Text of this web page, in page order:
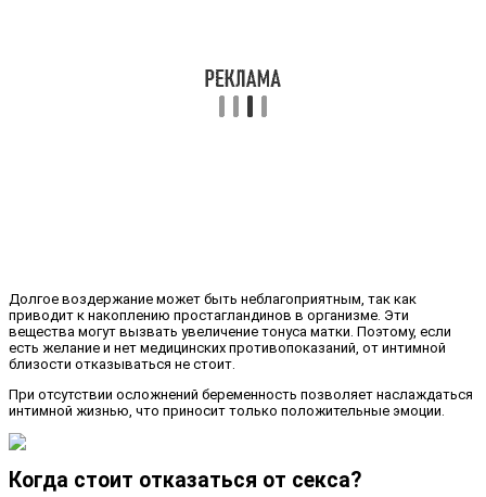
Долгое воздержание может быть неблагоприятным, так как
приводит к накоплению простагландинов в организме. Эти
вещества могут вызвать увеличение тонуса матки. Поэтому, если
есть желание и нет медицинских противопоказаний, от интимной
близости отказываться не стоит.
При отсутствии осложнений беременность позволяет наслаждаться
интимной жизнью, что приносит только положительные эмоции.
Когда стоит отказаться от секса?